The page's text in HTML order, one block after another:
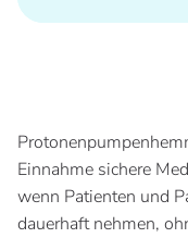
Einnahme sichere
wenn Patienten und
dauerhaft nehmen,